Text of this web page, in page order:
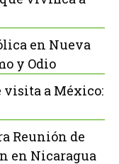
en Nueva
y Odio
visita a México:
Reunión de
en Nicaragua